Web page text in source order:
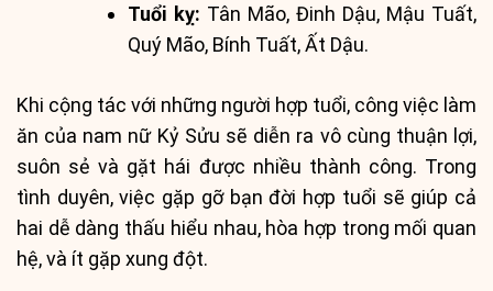
Tuổi kỵ: Tân Mão, Đinh Dậu, Mậu Tuất,
Quý Mão, Bính Tuất, Ất Dậu.
Khi cộng tác với những người hợp tuổi, công việc làm
ăn của nam nữ Kỷ Sửu sẽ diễn ra vô cùng thuận lợi,
suôn sẻ và gặt hái được nhiều thành công. Trong
tình duyên, việc gặp gỡ bạn đời hợp tuổi sẽ giúp cả
hai dễ dàng thấu hiểu nhau, hòa hợp trong mối quan
hệ, và ít gặp xung đột.